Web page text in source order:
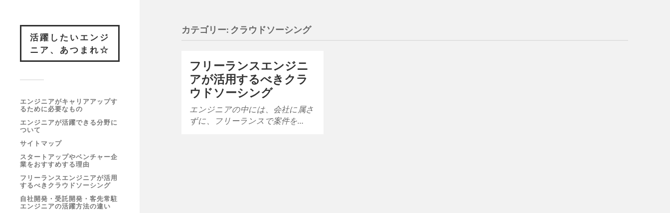
活躍したいエンジ
ニア、あつまれ☆
エンジニアがキャリアアップす
るために必要なもの
エンジニアが活躍できる分野に
ついて
サイトマップ
スタートアップやベンチャー企
業をおすすめする理由
フリーランスエンジニアが活用
するべきクラウドソーシング
自社開発・受託開発・客先常駐
エンジニアの活躍方法の違い
カテゴリー: クラウドソーシング
フリーランスエンジニ
アが活用するべきクラ
ウドソーシング
エンジニアの中には、会社に属さ
ずに、フリーランスで案件を…